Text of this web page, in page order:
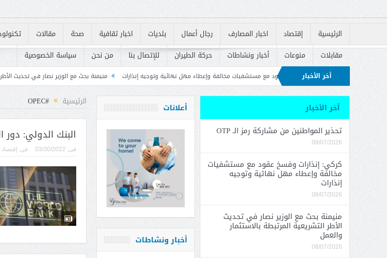
الرئيسية إقتصاد اخبار المصارف رجال أعمال بلديات اخبار ثقافية صحة مقالات
مقابلات
منوعات أخبار ونشاطات حركة الطيران للإتصال بنا من نحن سياسة الخصوصية
أخر الأخبار
إنذارات وفسخ عقود مع مستشفيات مخالفة وإعطاء مهل نهائية وتوجيه إنذارات منيمنة بحث مع الوزير نصار في تحديث الأطر التشريعية المرتبطة
الرئيسية #OPEC
البنك الدولي:
فى: 03/30/2022 فى: إقتصاد
أعلانات
أخبار ونشاطات
آخر الأخبار
تحذير المواطنين من مشاركة رمز الـ OTP
08/07/2026
كركي: إنذارات وفسخ عقود مع مستشفيات
مخالفة وإعطاء مهل نهائية وتوجيه
إنذارات
08/07/2026
منيمنة بحث مع الوزير نصار في تحديث
الأطر التشريعية المرتبطة بالاستثمار
والعمل
08/07/2026